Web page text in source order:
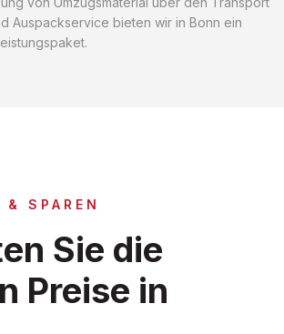
Auspackservice bieten wir in Bonn ein
& SPAREN
Sie die
Preise in